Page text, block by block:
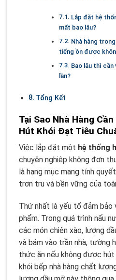
Lắp đặt hệ
mất bao lâu?
Nhà hàng
tiếng ồn được
Bao lâu thì cần
lần?
Tổng Kết
Tại Sao Nhà Hàng
Hút Khói Đạt Tiêu
Việc lắp đặt một hệ thống
chuyên nghiệp không đơn
là hạng mục mang tính
trơn tru và bền vững của
Thứ nhất là yếu tố đảm bảo
phẩm. Trong quá trình nấu
các món chiên xào, lượng
và bám vào trần nhà, tường
thức ăn nếu không được
khói bếp nhà hàng chất